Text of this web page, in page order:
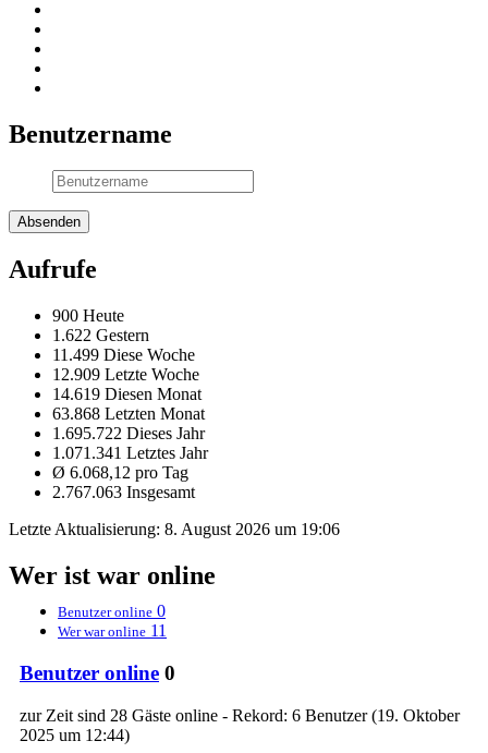
Benutzername
Aufrufe
900 Heute
1.622 Gestern
11.499 Diese Woche
12.909 Letzte Woche
14.619 Diesen Monat
63.868 Letzten Monat
1.695.722 Dieses Jahr
1.071.341 Letztes Jahr
Ø 6.068,12 pro Tag
2.767.063 Insgesamt
Letzte Aktualisierung: 8. August 2026 um 19:06
Wer ist war online
Benutzer online 0
Wer war online 11
Benutzer online 0
zur Zeit sind 28 Gäste online - Rekord: 6 Benutzer (19. Oktober
2025 um 12:44)